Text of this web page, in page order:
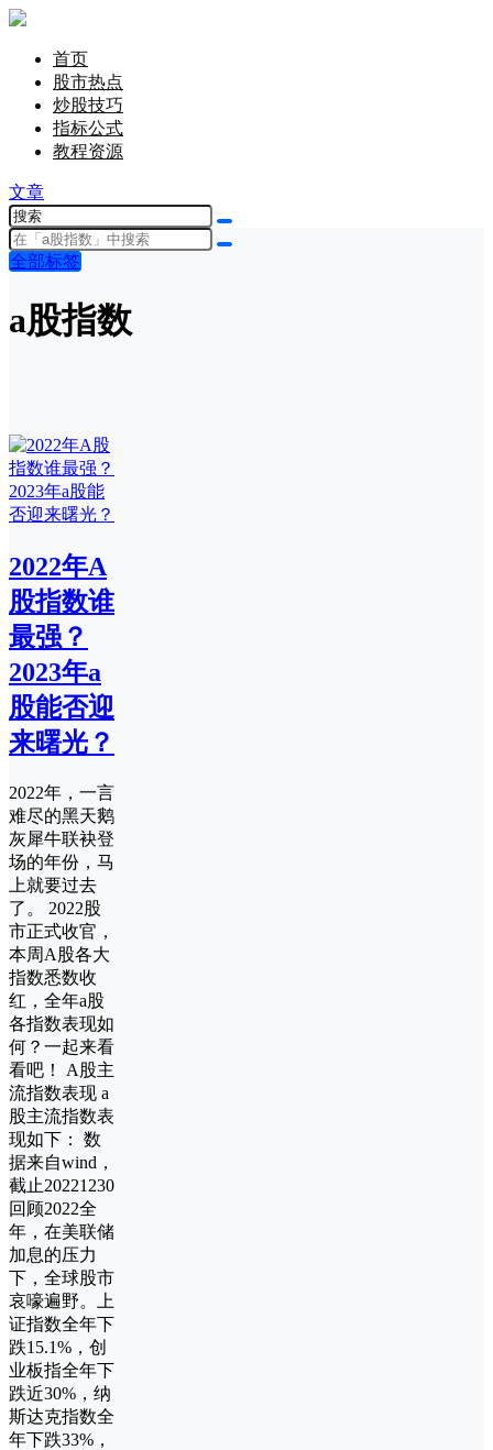
首页
股市热点
炒股技巧
指标公式
教程资源
文章
全部标签
a股指数
2022年A
股指数谁
最强？
2023年a
股能否迎
来曙光？
2022年，一言
难尽的黑天鹅
灰犀牛联袂登
场的年份，马
上就要过去
了。 2022股
市正式收官，
本周A股各大
指数悉数收
红，全年a股
各指数表现如
何？一起来看
看吧！ A股主
流指数表现 a
股主流指数表
现如下： 数
据来自wind，
截止20221230
回顾2022全
年，在美联储
加息的压力
下，全球股市
哀嚎遍野。上
证指数全年下
跌15.1%，创
业板指全年下
跌近30%，纳
斯达克指数全
年下跌33%，